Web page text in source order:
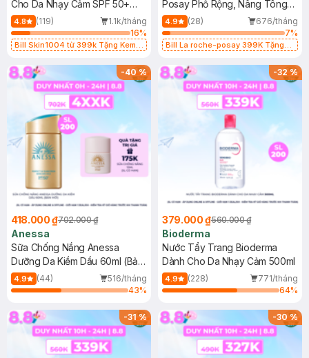
Cho Da Nhạy Cảm SPF 50+
50ml
4.8 (119)
1.1k/tháng
16%
Bill Skin1004 từ 399k Tặng Kem
SPF 50+ 20ml (SL Có Hạn)
Posay Phổ Rộng, Nâng Tông
Kiềm Dầu 50ml
4.9 (28)
676/tháng
7%
Bill La roche-posay 399K Tặng
(SL có hạn)
-40%
418.000 ₫702.000 ₫
Anessa
Sữa Chống Nắng Anessa
Dưỡng Da Kiềm Dầu 60ml (Bản
Mới)
4.9 (44)
516/tháng
43%
-32%
379.000 ₫560.000 ₫
Bioderma
Nước Tẩy Trang Bioderma
Dành Cho Da Nhạy Cảm 500ml
4.9 (228)
771/tháng
64%
-31% -30%